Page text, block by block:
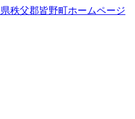
秩父郡皆野町ホームページ